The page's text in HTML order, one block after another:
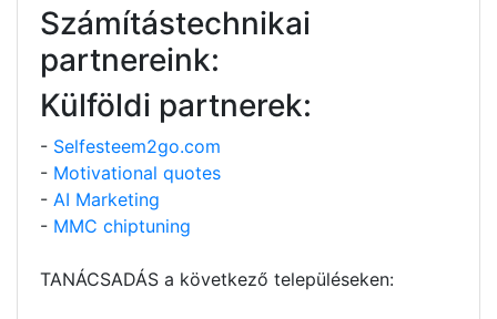
Számítástechnikai
partnereink:
Külföldi partnerek:
- Selfesteem2go.com
- Motivational quotes
- AI Marketing
- MMC chiptuning
TANÁCSADÁS a következő településeken: